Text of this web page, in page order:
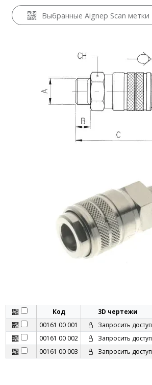
Выбранные Aignep Scan метки
Код 3D чертежи
00161 00 001
Запросить доступ
00161 00 002
Запросить доступ
00161 00 003
Запросить доступ